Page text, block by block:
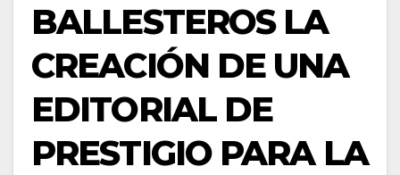
BALLESTEROS LA
CREACIÓN DE UNA
EDITORIAL DE
PRESTIGIO PARA LA